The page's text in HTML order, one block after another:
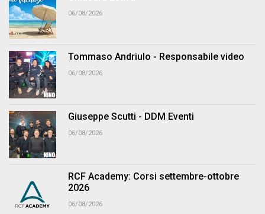
06/08/2026
Tommaso Andriulo - Responsabile video
06/08/2026
Giuseppe Scutti - DDM Eventi
06/08/2026
RCF Academy: Corsi settembre-ottobre
2026
06/08/2026